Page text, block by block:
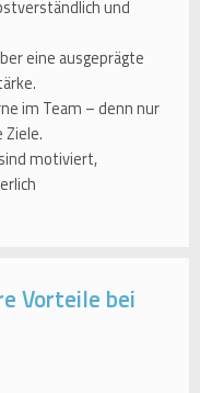
und
eine ausgeprägte
im Team – denn nur
motiviert,
Vorteile bei